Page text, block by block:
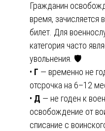
Гражданин
время, зачисляется
билет. Для
категория часто
увольнения. 🛡️
• Г — временно не
отсрочка на 6–12
• Д — не годен к
освобождение от
списание с